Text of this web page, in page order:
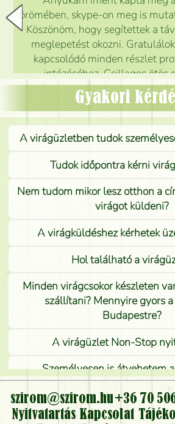
örömében, skype-on meg is
Köszönöm, hogy segítettek a
meglepetést okozni.
kapcsolódó minden részlet
intézéséhez. Csillagos ötös
Gyakori
A virágüzletben tudok
Tudok időpontra kérni
Nem tudom mikor lesz otthon a
virágot küldeni?
A virágküldéshez kérhetek
Hol található a
Minden virágcsokor készleten
szállítani? Mennyire gyors
Budapestre?
A virágüzlet Non-Stop
Személyesen is átvehetem
virágcsokrot, vagy csak
kérhető?
szirom@szirom.hu +36 70
Nyitvatartás Kapcsolat